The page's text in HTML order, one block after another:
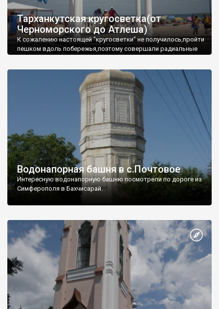
Тарханкутская кругосветка(от
Черноморского до Атлеша)
К сожалению настоящей "кругосветки" не получилось,пройти
пешком вдоль побережья,поэтому совершали радиальные
Водонапорная башня в с.Почтовое
Интересную водонапорную башню посмотрели по дороге из
Симферополя в Бахчисарай.